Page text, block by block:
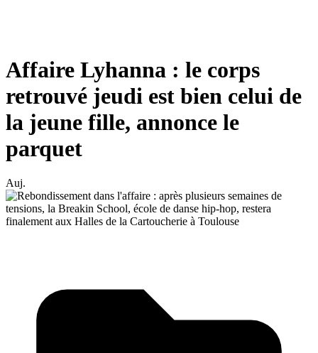
Affaire Lyhanna : le corps
retrouvé jeudi est bien celui de
la jeune fille, annonce le
parquet
Auj.